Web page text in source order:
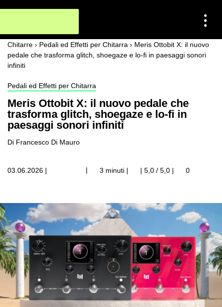
Chitarre › Pedali ed Effetti per Chitarra › Meris Ottobit X: il nuovo
pedale che trasforma glitch, shoegaze e lo-fi in paesaggi sonori
infiniti
Pedali ed Effetti per Chitarra
Meris Ottobit X: il nuovo pedale che
trasforma glitch, shoegaze e lo-fi in
paesaggi sonori infiniti
Di Francesco Di Mauro
03.06.2026 | | 3 minuti | | 5,0 / 5,0 | 0